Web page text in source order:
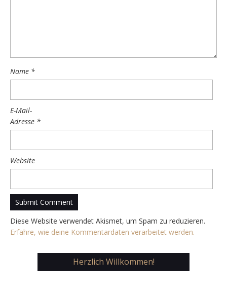
Name *
E-Mail-
Adresse *
Website
Diese Website verwendet Akismet, um Spam zu reduzieren.
Erfahre, wie deine Kommentardaten verarbeitet werden.
Herzlich Willkommen!